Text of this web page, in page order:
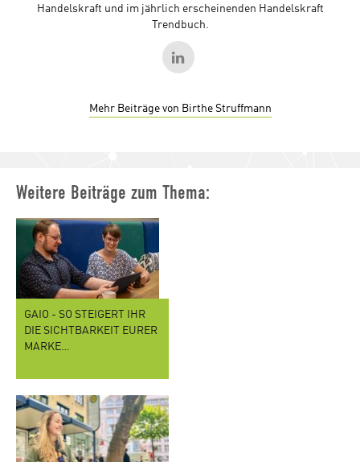
Handelskraft und im jährlich erscheinenden Handelskraft
Trendbuch.
Mehr Beiträge von Birthe Struffmann
Weitere Beiträge zum Thema:
GAIO - SO STEIGERT IHR
DIE SICHTBARKEIT EURER
MARKE…